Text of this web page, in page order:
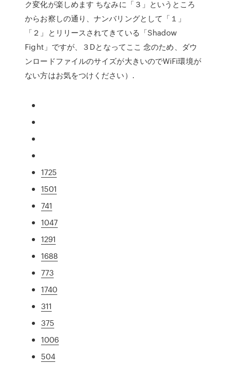
ク変化が楽しめます ちなみに「３」というところ
からお察しの通り、ナンバリングとして「１」
「２」とリリースされてきている「Shadow
Fight」ですが、３Dとなってここ 念のため、ダウ
ンロードファイルのサイズが大きいのでWiFi環境が
ない方はお気をつけください）.
1725
1501
741
1047
1291
1688
773
1740
311
375
1006
504